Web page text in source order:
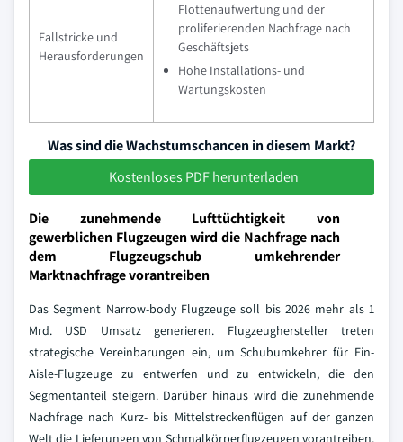
Fallstricke und
Herausforderungen
Flottenaufwertung und der
proliferierenden Nachfrage nach
Geschäftsjets
Hohe Installations- und
Wartungskosten
Was sind die Wachstumschancen in diesem Markt?
Kostenloses PDF herunterladen
Die zunehmende Lufttüchtigkeit von
gewerblichen Flugzeugen wird die Nachfrage nach
dem Flugzeugschub umkehrender
Marktnachfrage vorantreiben
Das Segment Narrow-body Flugzeuge soll bis 2026 mehr als 1
Mrd. USD Umsatz generieren. Flugzeughersteller treten
strategische Vereinbarungen ein, um Schubumkehrer für Ein-
Aisle-Flugzeuge zu entwerfen und zu entwickeln, die den
Segmentanteil steigern. Darüber hinaus wird die zunehmende
Nachfrage nach Kurz- bis Mittelstreckenflügen auf der ganzen
Welt die Lieferungen von Schmalkörperflugzeugen vorantreiben,